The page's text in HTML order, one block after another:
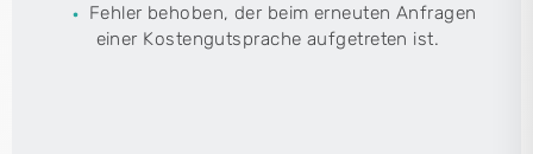
Fehler behoben, der beim erneuten Anfragen
einer Kostengutsprache aufgetreten ist.